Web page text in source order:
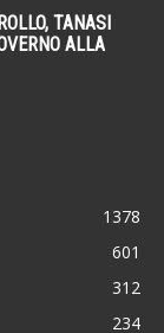
TANASI
ALLA
1378
601
312
234